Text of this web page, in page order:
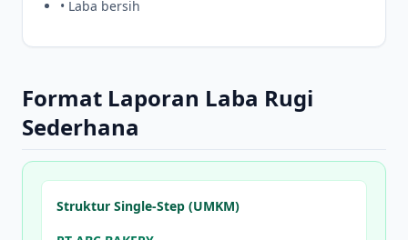
• Laba bersih
Format Laporan Laba Rugi
Sederhana
Struktur Single-Step (UMKM)